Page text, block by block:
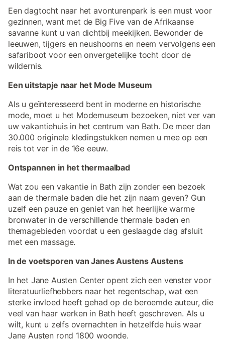
Een dagtocht naar het avonturenpark is een must voor
gezinnen, want met de Big Five van de Afrikaanse
savanne kunt u van dichtbij meekijken. Bewonder de
leeuwen, tijgers en neushoorns en neem vervolgens een
safariboot voor een onvergetelijke tocht door de
wildernis.
Een uitstapje naar het Mode Museum
Als u geïnteresseerd bent in moderne en historische
mode, moet u het Modemuseum bezoeken, niet ver van
uw vakantiehuis in het centrum van Bath. De meer dan
30.000 originele kledingstukken nemen u mee op een
reis tot ver in de 16e eeuw.
Ontspannen in het thermaalbad
Wat zou een vakantie in Bath zijn zonder een bezoek
aan de thermale baden die het zijn naam geven? Gun
uzelf een pauze en geniet van het heerlijke warme
bronwater in de verschillende thermale baden en
themagebieden voordat u een geslaagde dag afsluit
met een massage.
In de voetsporen van Janes Austens Austens
In het Jane Austen Center opent zich een venster voor
literatuurliefhebbers naar het regentschap, wat een
sterke invloed heeft gehad op de beroemde auteur, die
veel van haar werken in Bath heeft geschreven. Als u
wilt, kunt u zelfs overnachten in hetzelfde huis waar
Jane Austen rond 1800 woonde.